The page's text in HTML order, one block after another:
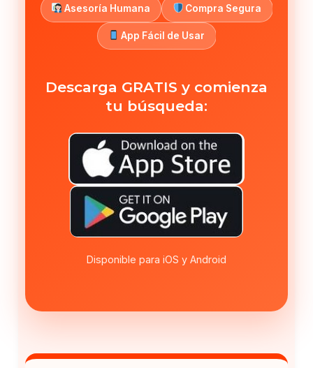
Asesoría Humana Compra Segura
App Fácil de Usar
Descarga GRATIS y comienza
tu búsqueda:
Disponible para iOS y Android